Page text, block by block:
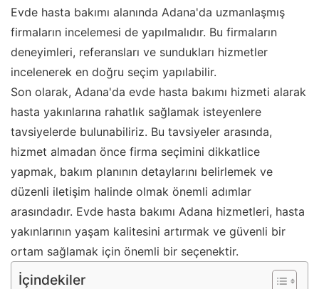
Evde hasta bakımı alanında Adana'da uzmanlaşmış
firmaların incelemesi de yapılmalıdır. Bu firmaların
deneyimleri, referansları ve sundukları hizmetler
incelenerek en doğru seçim yapılabilir.
Son olarak, Adana'da evde hasta bakımı hizmeti alarak
hasta yakınlarına rahatlık sağlamak isteyenlere
tavsiyelerde bulunabiliriz. Bu tavsiyeler arasında,
hizmet almadan önce firma seçimini dikkatlice
yapmak, bakım planının detaylarını belirlemek ve
düzenli iletişim halinde olmak önemli adımlar
arasındadır. Evde hasta bakımı Adana hizmetleri, hasta
yakınlarının yaşam kalitesini artırmak ve güvenli bir
ortam sağlamak için önemli bir seçenektir.
İçindekiler